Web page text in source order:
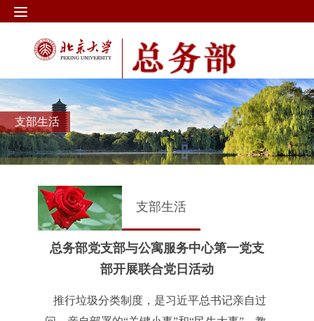
支部生活
支部生活
总务部党支部与公寓服务中心第一党支
部开展联合党日活动
推行垃圾分类制度，是习近平总书记亲自过